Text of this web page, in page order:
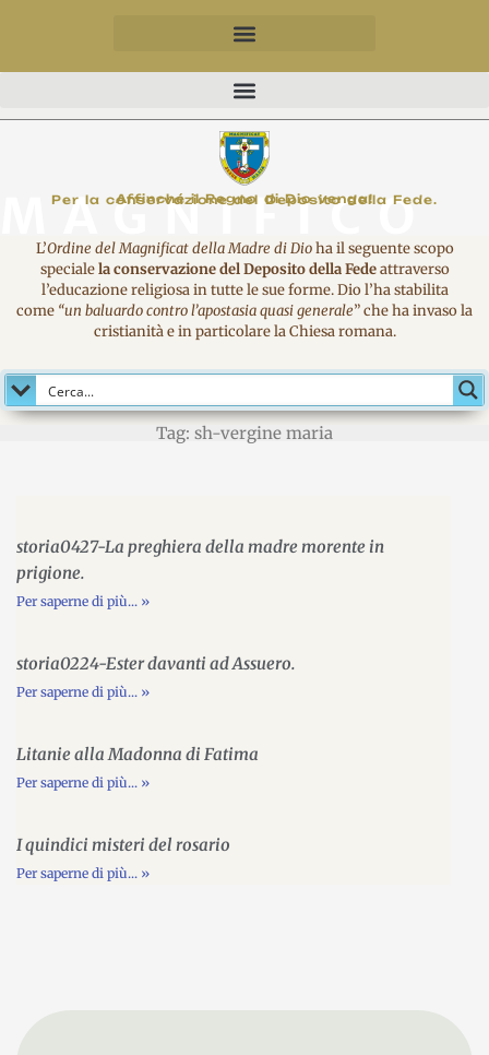
Per la conservazione del Deposito della Fede.
Affinché il Regno di Dio venga!
MAGNIFICO
L’Ordine del Magnificat della Madre di Dioha il seguente scopo
specialela conservazione del Deposito della Fedeattraverso
l’educazione religiosa in tutte le sue forme. Dio l’ha stabilita
come “un baluardo contro l’apostasia quasi generale” che ha invaso la
cristianità e in particolare la Chiesa romana.
Tag: sh-vergine maria
storia0427-La preghiera della madre morente in
prigione.
Per saperne di più... »
storia0224-Ester davanti ad Assuero.
Per saperne di più... »
Litanie alla Madonna di Fatima
Per saperne di più... »
I quindici misteri del rosario
Per saperne di più... »